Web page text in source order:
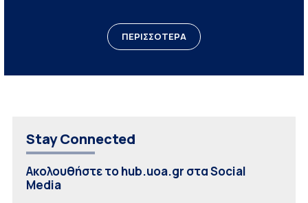
ΠΕΡΙΣΣΟΤΕΡΑ
Stay Connected
Ακολουθήστε το hub.uoa.gr στα Social
Media